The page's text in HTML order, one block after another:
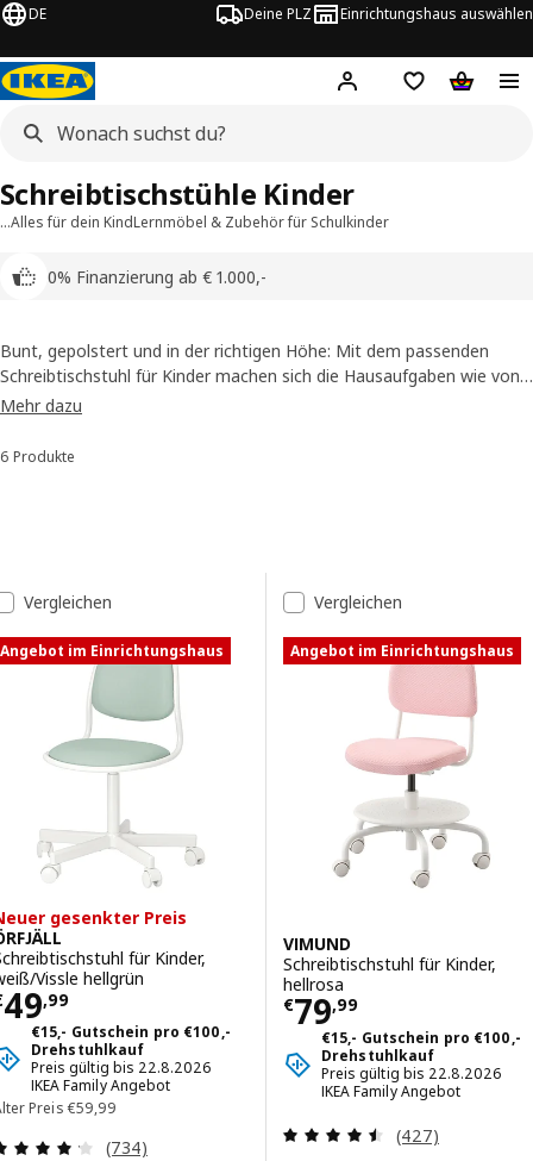
DE Deine PLZ Einrichtungshaus auswählen
Hej! Jetzt anmelden.
Einkaufsliste
…Alles für dein KindLernmöbel & Zubehör für Schulkinder
0% Finanzierung ab € 1.000,-
Schreibtischstühle Kinder
Bunt, gepolstert und in der richtigen Höhe: Mit dem passenden
Schreibtischstuhl für Kinder machen sich die Hausaufgaben wie von
selbst. Entdecke unsere Auswahl an ergonomischen
Mehr dazu
Sortieren und Filtern
6 Produkte
Liste der Ergebnisse
Vergleichen
Angebot im Einrichtungshaus
gesenkter Preis
für Kinder,
Vissle hellgrün
49,99€ 49,99
€15,- Gutschein pro €100,-
Drehstuhlkauf
Preis gültig bis 22.8.2026
IKEA Family Angebot
Preis€59,99
Alter Preis € 59,99
Überprüfung: 4.2 aus 5 sterne. Bewertungen
(734)
Vergleichen
Angebot im Einrichtungshaus
VIMUND
Schreibtischstuhl für Kinder,
hellrosa
€79,99
Preis € 79,99
€15,- Gutschein pro €100,-
Drehstuhlkauf
Preis gültig bis 22.8.2026
IKEA Family Angebot
Überprüfung:
(427)